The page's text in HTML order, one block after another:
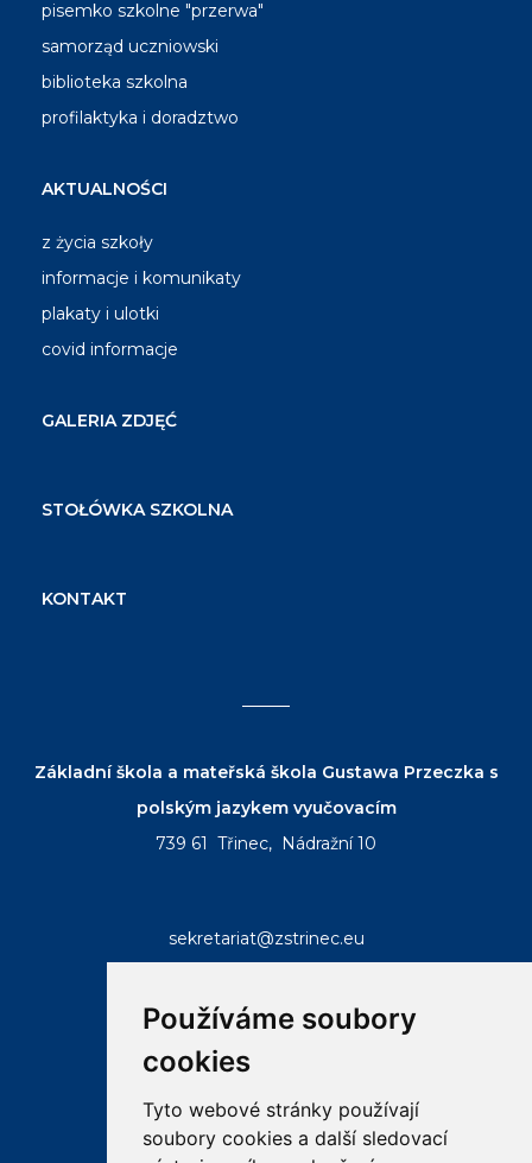
Používáme soubory
cookies
Tyto webové stránky používají
soubory cookies a další sledovací
pisemko szkolne "przerwa"
samorząd uczniowski
biblioteka szkolna
profilaktyka i doradztwo
AKTUALNOŚCI
z życia szkoły
informacje i komunikaty
plakaty i ulotki
covid informacje
GALERIA ZDJĘĆ
STOŁÓWKA SZKOLNA
KONTAKT
Základní škola a mateřská škola Gustawa Przeczka s
polským jazykem vyučovacím
739 61 Třinec, Nádražní 10
sekretariat@zstrinec.eu
tel.:+420 773 746 958